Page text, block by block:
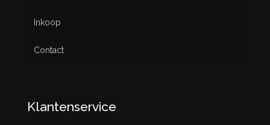
Inkoop
Contact
Klantenservice